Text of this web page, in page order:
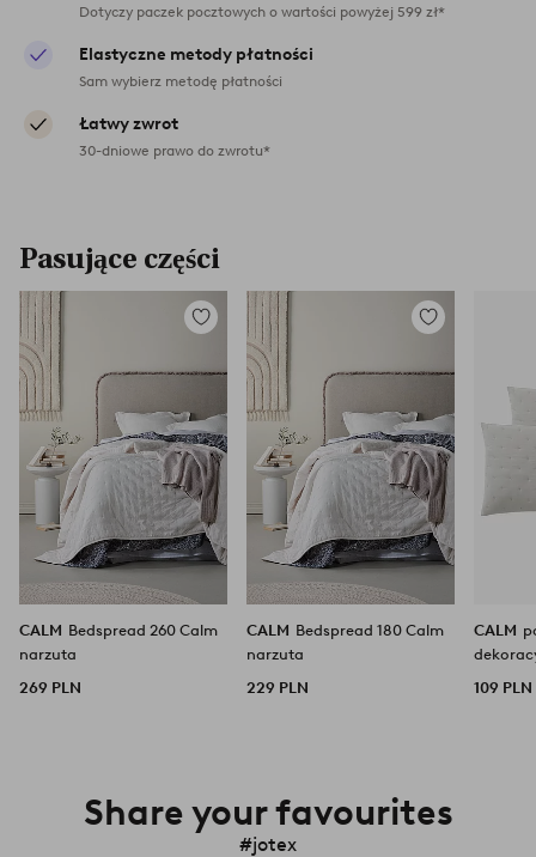
Dotyczy paczek pocztowych o wartości powyżej 599 zł*
Elastyczne metody płatności
Sam wybierz metodę płatności
Łatwy zwrot
30-dniowe prawo do zwrotu*
Pasujące części
Dodaj
ulubionych
CALM Bedspread 260 Calm
narzuta
269 PLN
Dodaj
CALM Bedspread 180 Calm
narzuta
229 PLN
CALM
109 PLN
Share your favourites
#jotex